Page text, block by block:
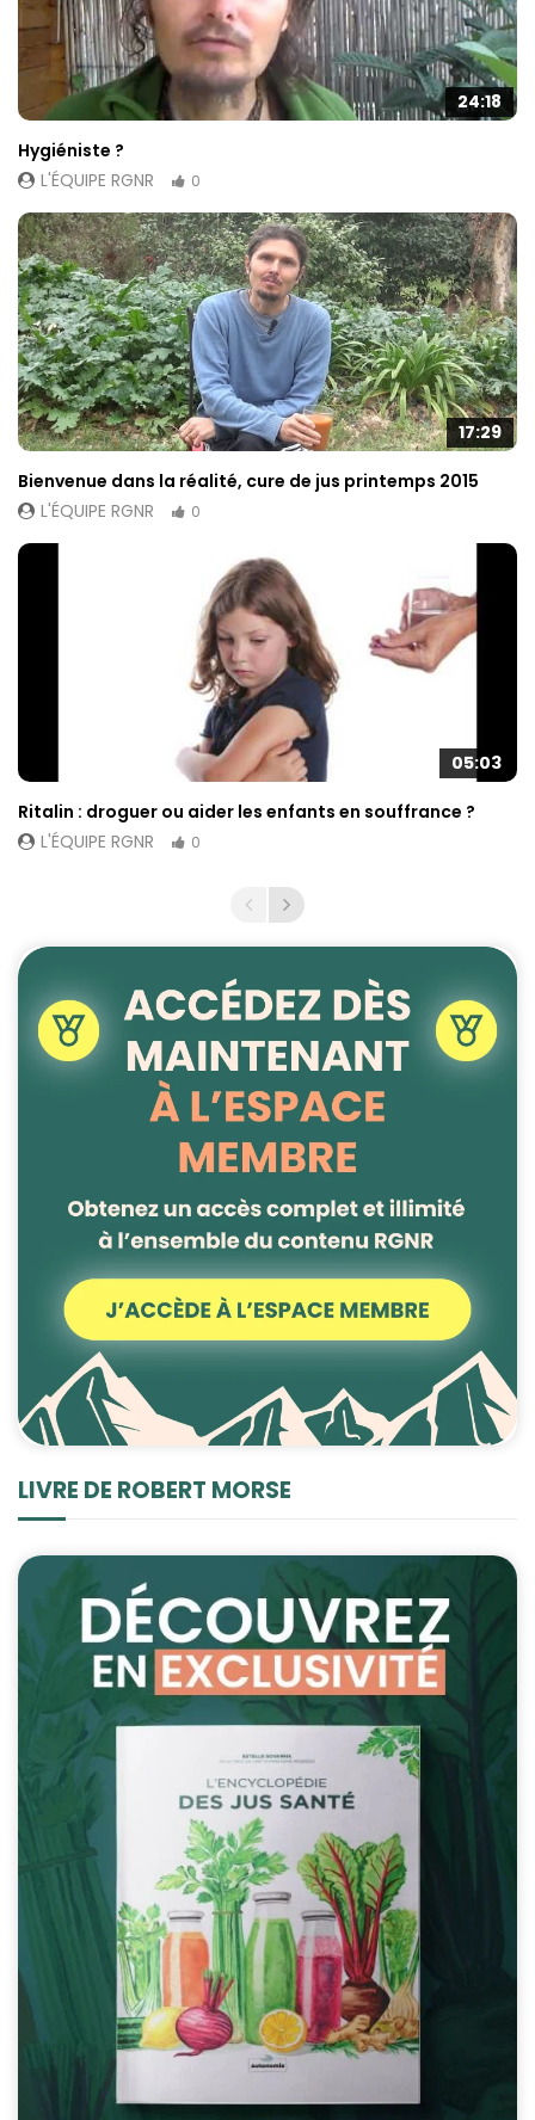
24:18
Hygiéniste ?
L'ÉQUIPE RGNR
0
17:29
Bienvenue dans la réalité, cure de jus printemps 2015
L'ÉQUIPE RGNR
0
05:03
Ritalin : droguer ou aider les enfants en souffrance ?
L'ÉQUIPE RGNR
0
LIVRE DE ROBERT MORSE